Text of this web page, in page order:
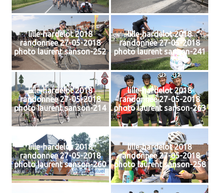
lille-hardelot 2018
randonnee 27-05-2018
photo laurent sanson-252
lille-hardelot 2018
randonnee 27-05-2018
photo laurent sanson-241
lille-hardelot 2018
randonnee 27-05-2018
photo laurent sanson-214
lille-hardelot 2018
randonnee 27-05-2018
photo laurent sanson-263
lille-hardelot 2018
randonnee 27-05-2018
photo laurent sanson-260
lille-hardelot 2018
randonnee 27-05-2018
photo laurent sanson-258